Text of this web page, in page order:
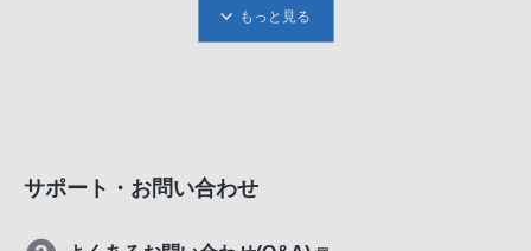
もっと見る
サポート・お問い合わせ